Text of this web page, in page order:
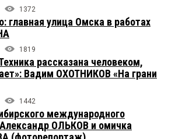
1372
главная улица Омска в работах
1819
рассказана человеком,
Вадим ОХОТНИКОВ «На грани
1442
международного
ОЛЬКОВ и омичка